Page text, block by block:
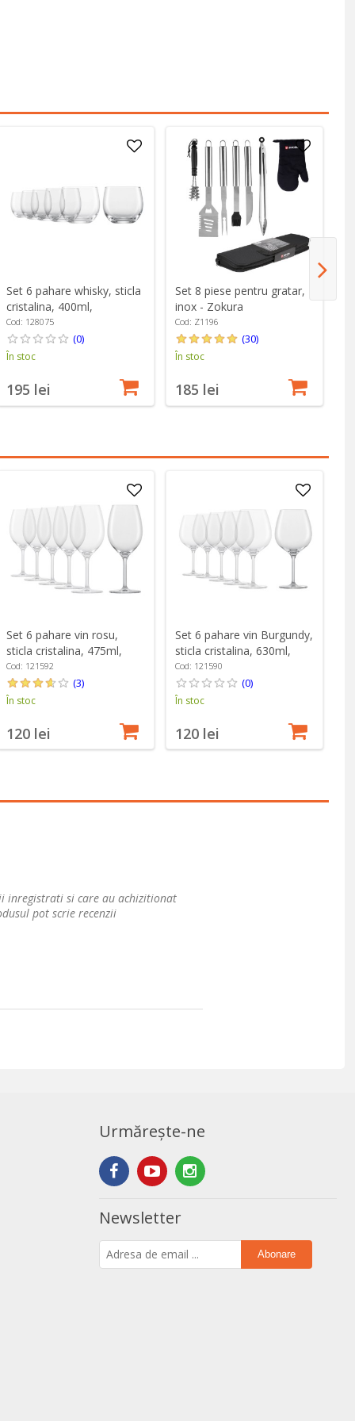
Set 6 pahare whisky, sticla
cristalina, 400ml,
"Banquet" - Schott Zwiesel
Cod: 128075
(0)
În stoc
195 lei
Set 8 piese pentru gratar,
inox - Zokura
Cod: Z1196
(30)
În stoc
185 lei
Set 6 pahare vin rosu,
sticla cristalina, 475ml,
"Banquet" - Schott Zwiesel
Cod: 121592
(3)
În stoc
120 lei
Set 6 pahare vin Burgundy,
sticla cristalina, 630ml,
"Banquet" - Schott Zwiesel
Cod: 121590
(0)
În stoc
120 lei
inregistrati si care au achizitionat
pot scrie recenzii
Urmărește-ne
Newsletter
Abonare